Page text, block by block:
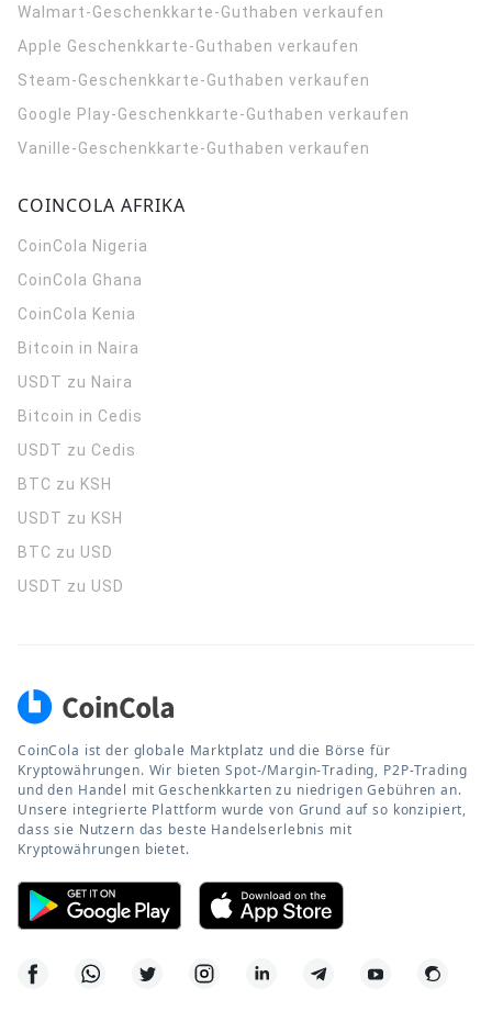
Walmart-Geschenkkarte-Guthaben verkaufen
Apple Geschenkkarte-Guthaben verkaufen
Steam-Geschenkkarte-Guthaben verkaufen
Google Play-Geschenkkarte-Guthaben verkaufen
Vanille-Geschenkkarte-Guthaben verkaufen
COINCOLA AFRIKA
CoinCola Nigeria
CoinCola Ghana
CoinCola Kenia
Bitcoin in Naira
USDT zu Naira
Bitcoin in Cedis
USDT zu Cedis
BTC zu KSH
USDT zu KSH
BTC zu USD
USDT zu USD
CoinCola ist der globale Marktplatz und die Börse für
Kryptowährungen. Wir bieten Spot-/Margin-Trading, P2P-Trading
und den Handel mit Geschenkkarten zu niedrigen Gebühren an.
Unsere integrierte Plattform wurde von Grund auf so konzipiert,
dass sie Nutzern das beste Handelserlebnis mit
Kryptowährungen bietet.